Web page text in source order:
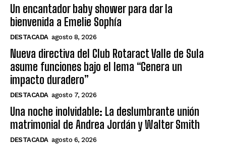
Un encantador baby shower para dar la
bienvenida a Emelie Sophía
DESTACADA agosto 8, 2026
Nueva directiva del Club Rotaract Valle de Sula
asume funciones bajo el lema “Genera un
impacto duradero”
DESTACADA agosto 7, 2026
Una noche inolvidable: La deslumbrante unión
matrimonial de Andrea Jordán y Walter Smith
DESTACADA agosto 6, 2026